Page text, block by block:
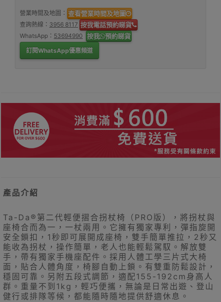
營業時間及地圖： 查看營業時間及地圖
查詢熱線： 3956 8117 按我電話預約睇貨
WhatsApp： 53694990 按我 預約睇貨
訂閱WhatsApp優惠頻道
產品介紹
Ta-Da®第二代輕便摺合拐杖椅（PRO版），將拐杖與
座椅合而為一，一杖兩用。它擁有獨家專利，彈指旋開
安全鎖扣，1秒即可展開成座椅，雙手簡單推拉，2秒又
能收為拐杖，操作簡單，老人也能輕鬆駕馭。解放雙
手，帶有獨家手機座配件。採用人體工學三片式大椅
面，貼合人體角度，椅腳自動上鎖。有雙重防鬆設計，
穩固可靠。另附五段式調節，適配155-192cm身高人
群。重量不到1kg，輕巧便攜，無論是日常出遊、登山
健行或排隊等候，都能隨時隨地提供舒適休息。